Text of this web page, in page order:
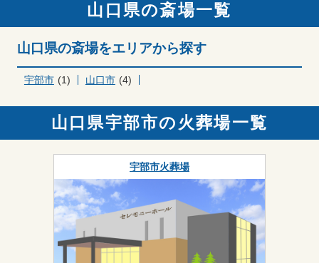
山口県の斎場一覧
山口県の斎場をエリアから探す
宇部市 (1) 山口市 (4)
山口県宇部市の火葬場一覧
宇部市火葬場